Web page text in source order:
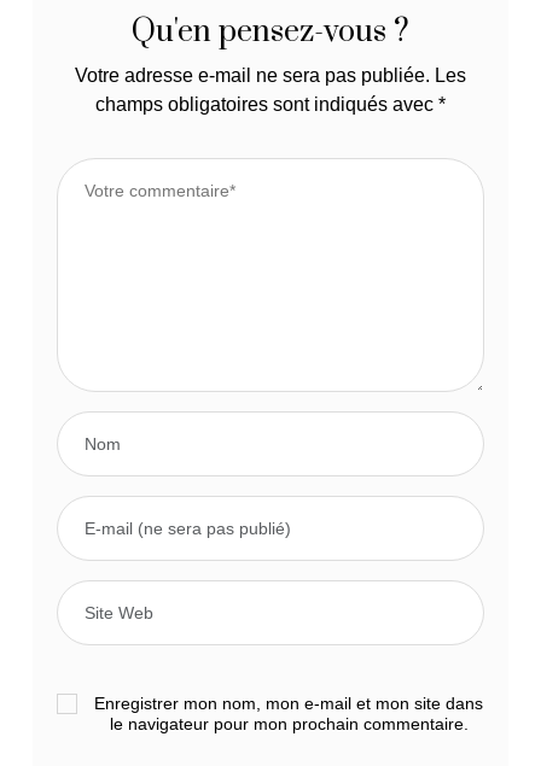
Qu'en pensez-vous ?
Votre adresse e-mail ne sera pas publiée. Les
champs obligatoires sont indiqués avec *
Enregistrer mon nom, mon e-mail et mon site dans
le navigateur pour mon prochain commentaire.